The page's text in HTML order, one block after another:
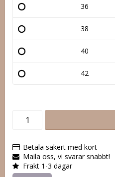
36
38
40
42
Betala säkert med kort
Maila oss, vi svarar snabbt!
Frakt 1-3 dagar